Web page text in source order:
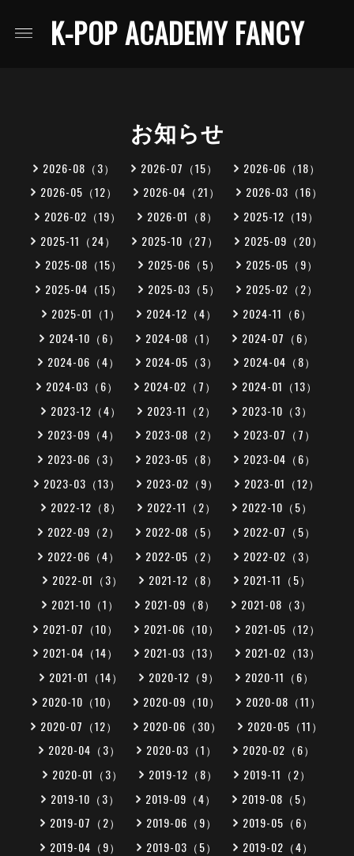
K-POP ACADEMY FANCY
お知らせ
2026-08（3） 2026-07（15）
2026-06（18）
2026-05（12）
2026-04（21）
2026-03（16）
2026-02（19）
2026-01（8）
2025-12（19）
2025-11（24）
2025-10（27）
2025-09（20）
2025-08（15）
2025-06（5）
2025-05（9）
2025-04（15）
2025-03（5）
2025-02（2）
2025-01（1）
2024-12（4）
2024-11（6）
2024-10（6）
2024-08（1）
2024-07（6）
2024-06（4）
2024-05（3）
2024-04（8）
2024-03（6）
2024-02（7）
2024-01（13）
2023-12（4）
2023-11（2）
2023-10（3）
2023-09（4）
2023-08（2）
2023-07（7）
2023-06（3）
2023-05（8）
2023-04（6）
2023-03（13）
2023-02（9）
2023-01（12）
2022-12（8）
2022-11（2）
2022-10（5）
2022-09（2）
2022-08（5）
2022-07（5）
2022-06（4）
2022-05（2）
2022-02（3）
2022-01（3）
2021-12（8）
2021-11（5）
2021-10（1）
2021-09（8）
2021-08（3）
2021-07（10）
2021-06（10）
2021-05（12）
2021-04（14）
2021-03（13）
2021-02（13）
2021-01（14）
2020-12（9）
2020-11（6）
2020-10（10）
2020-09（10）
2020-08（11）
2020-07（12）
2020-06（30）
2020-05（11）
2020-04（3）
2020-03（1）
2020-02（6）
2020-01（3）
2019-12（8）
2019-11（2）
2019-10（3）
2019-09（4）
2019-08（5）
2019-07（2）
2019-06（9）
2019-05（6）
2019-04（9）
2019-03（5） 2019-02（4）